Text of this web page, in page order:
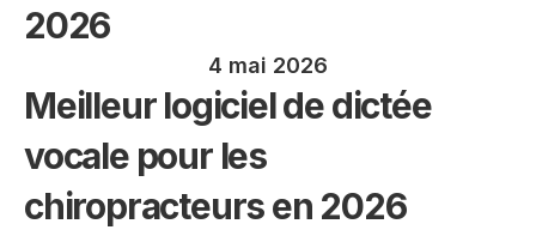
2026
4 mai 2026
Meilleur logiciel de dictée
vocale pour les
chiropracteurs en 2026